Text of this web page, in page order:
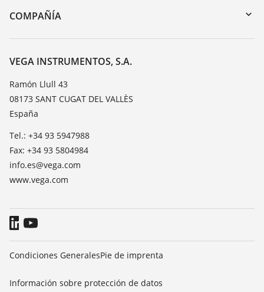
DTM Collection/PACTware
Cursos de formacion
Lista de resistencias
TeamViewer
COMPAÑÍA
Acerca de VEGA
Contacto
Notícias
Prensa
Blog
VEGA INSTRUMENTOS, S.A.
Ramón Llull 43
08173 SANT CUGAT DEL VALLÈS
España
Tel.: +34 93 5947988
Fax: +34 93 5804984
info.es@vega.com
www.vega.com
Condiciones GeneralesPie de imprenta
Información sobre protección de datos